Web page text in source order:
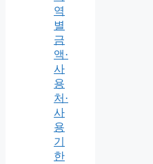
역
별
금
액·
사
용
처·
사
용
기
한